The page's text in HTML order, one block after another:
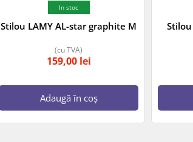
In stoc
Stilou LAMY AL-star graphite M
159,00 lei
(cu TVA)
Adaugă în coș